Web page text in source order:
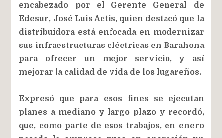
encabezado por el Gerente General de
Edesur, José Luis Actis, quien destacó que la
distribuidora está enfocada en modernizar
sus infraestructuras eléctricas en Barahona
para ofrecer un mejor servicio, y así
mejorar la calidad de vida de los lugareños.
Expresó que para esos fines se ejecutan
planes a mediano y largo plazo y recordó,
que, como parte de esos trabajos, en enero